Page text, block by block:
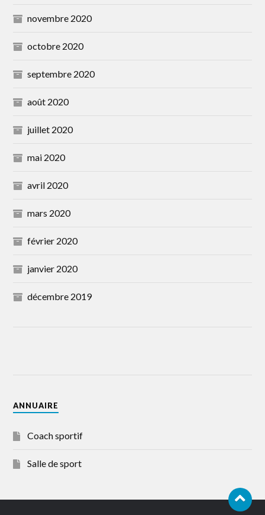
novembre 2020
octobre 2020
septembre 2020
août 2020
juillet 2020
mai 2020
avril 2020
mars 2020
février 2020
janvier 2020
décembre 2019
ANNUAIRE
Coach sportif
Salle de sport